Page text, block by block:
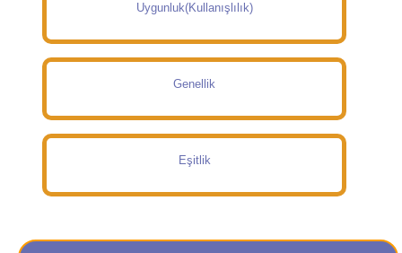
Uygunluk(Kullanışlılık)
Genellik
Eşitlik